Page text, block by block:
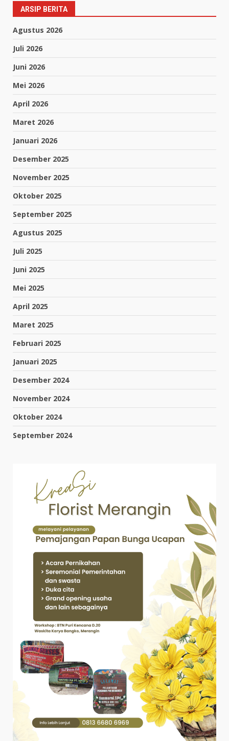
ARSIP BERITA
Agustus 2026
Juli 2026
Juni 2026
Mei 2026
April 2026
Maret 2026
Januari 2026
Desember 2025
November 2025
Oktober 2025
September 2025
Agustus 2025
Juli 2025
Juni 2025
Mei 2025
April 2025
Maret 2025
Februari 2025
Januari 2025
Desember 2024
November 2024
Oktober 2024
September 2024